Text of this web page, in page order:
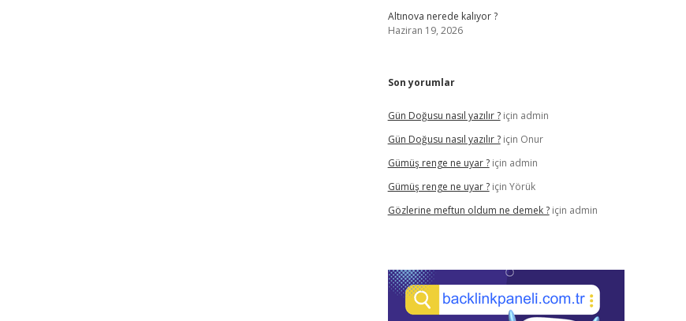
Altınova nerede kalıyor ?
Haziran 19, 2026
Son yorumlar
Gün Doğusu nasıl yazılır ?için admin
Gün Doğusu nasıl yazılır ?için Onur
Gümüş renge ne uyar ?için admin
Gümüş renge ne uyar ?için Yörük
Gözlerine meftun oldum ne demek ?için admin